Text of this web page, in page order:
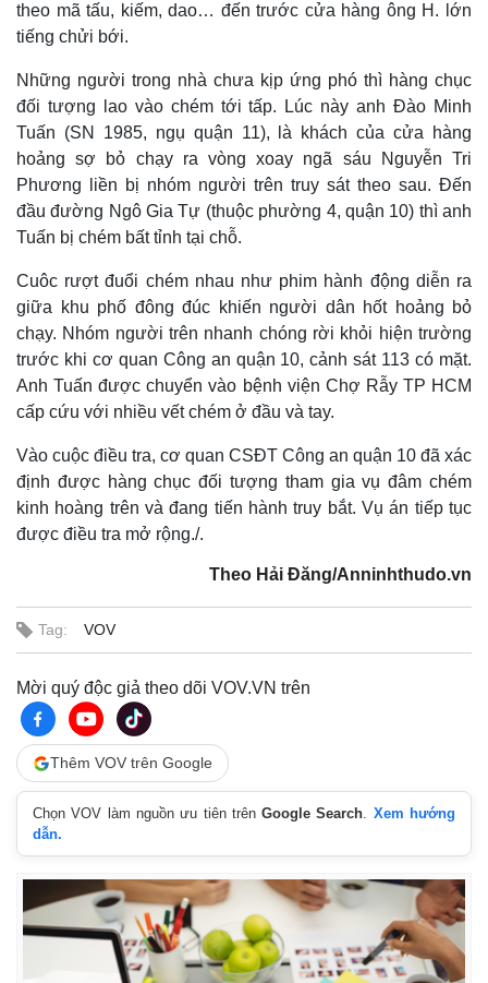
Cuộc sống đó đây
Hồ sơ
Ảnh
Infographic
theo mã tấu, kiếm, dao… đến trước cửa hàng ông H. lớn
tiếng chửi bới.
Những người trong nhà chưa kịp ứng phó thì hàng chục
đối tượng lao vào chém tới tấp. Lúc này anh Đào Minh
Tuấn (SN 1985, ngụ quận 11), là khách của cửa hàng
hoảng sợ bỏ chạy ra vòng xoay ngã sáu Nguyễn Tri
Phương liền bị nhóm người trên truy sát theo sau. Đến
đầu đường Ngô Gia Tự (thuộc phường 4, quận 10) thì anh
Tuấn bị chém bất tỉnh tại chỗ.
Cuôc rượt đuổi chém nhau như phim hành động diễn ra
giữa khu phố đông đúc khiến người dân hốt hoảng bỏ
chạy. Nhóm người trên nhanh chóng rời khỏi hiện trường
trước khi cơ quan Công an quận 10, cảnh sát 113 có mặt.
Anh Tuấn được chuyển vào bệnh viện Chợ Rẫy TP HCM
cấp cứu với nhiều vết chém ở đầu và tay.
Vào cuộc điều tra, cơ quan CSĐT Công an quận 10 đã xác
định được hàng chục đối tượng tham gia vụ đâm chém
kinh hoàng trên và đang tiến hành truy bắt. Vụ án tiếp tục
được điều tra mở rộng./.
Theo Hải Đăng/Anninhthudo.vn
Tag: VOV
Mời quý độc giả theo dõi VOV.VN trên
Thêm VOV trên Google
Chọn VOV làm nguồn ưu tiên trênGoogle Search. Xem hướng
dẫn.